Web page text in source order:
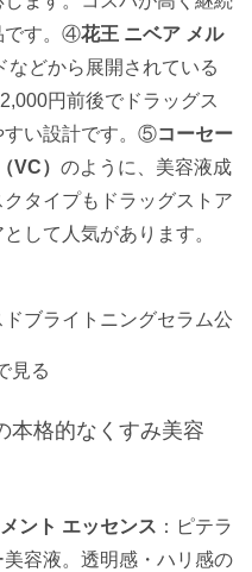
です。④花王 ニベア メル
などから展開されている
円前後でドラッグス
すい設計です。⑤コーセー
VC） のように、美容液成
タイプもドラッグストア
して人気があります。
ドブライトニングセラム公
見る
本格的なくすみ美容
ント エッセンス ：ピテラ
容液。透明感・ハリ感の